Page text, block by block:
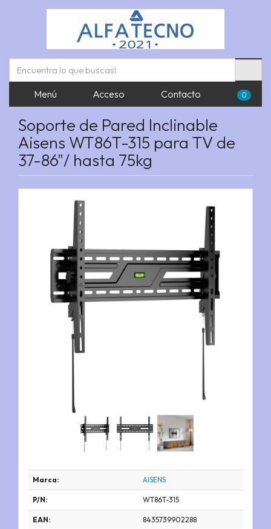
Menú Acceso Contacto 0
Soporte de Pared Inclinable
Aisens WT86T-315 para TV de
37-86"/ hasta 75kg
Marca: AISENS
P/N: WT86T-315
EAN: 8435739902288